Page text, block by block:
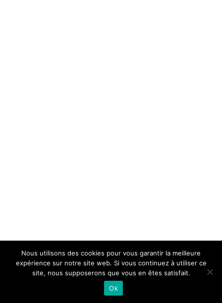
Nous utilisons des cookies pour vous garantir la meilleure
expérience sur notre site web. Si vous continuez à utiliser ce
site, nous supposerons que vous en êtes satisfait.
Ok